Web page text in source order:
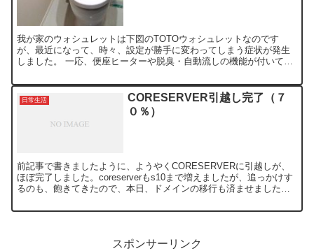
我が家のウォシュレットは下図のTOTOウォシュレットなのです
が、最近になって、時々、設定が勝手に変わってしまう症状が発生
しました。 一応、便座ヒーターや脱臭・自動流しの機能が付いてい
日常生活
CORESERVER引越し完了（７
０％）
前記事で書きましたように、ようやくCORESERVERに引越しが、
ほぼ完了しました。coreserverもs10まで増えましたが、追っかけす
るのも、飽きてきたので、本日、ドメインの移行も済ませました。
スポンサーリンク